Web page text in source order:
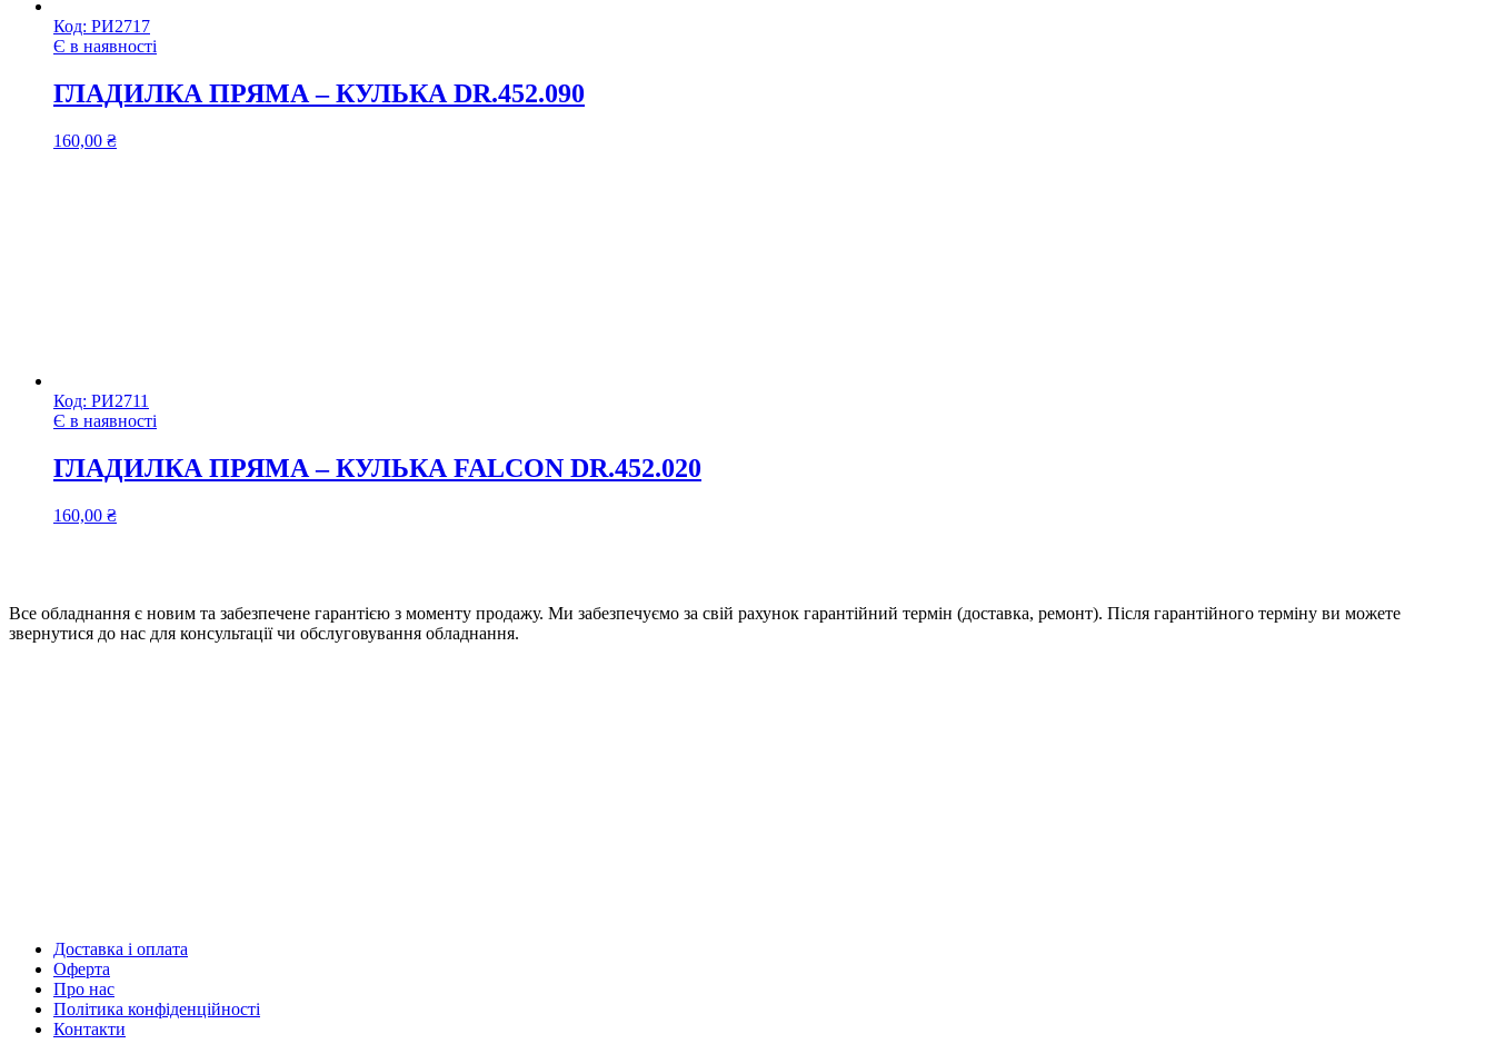
Код: РИ2717
Є в наявності
ГЛАДИЛКА ПРЯМА – КУЛЬКА DR.452.090
160,00 ₴
Код: РИ2711
Є в наявності
ГЛАДИЛКА ПРЯМА – КУЛЬКА FALCON DR.452.020
160,00 ₴
Все обладнання є новим та забезпечене гарантією з моменту продажу. Ми забезпечуємо за свій рахунок гарантійний термін (доставка, ремонт). Після гарантійного терміну ви можете
звернутися до нас для консультації чи обслуговування обладнання.
Доставка і оплата
Оферта
Про нас
Політика конфіденційності
Контакти